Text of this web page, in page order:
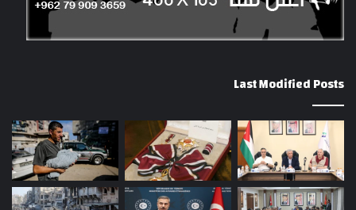
Last Modified Posts